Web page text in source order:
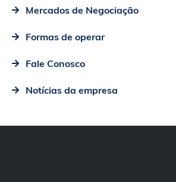
Mercados de Negociação
Formas de operar
Fale Conosco
Notícias da empresa